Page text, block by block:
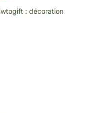
: décoration